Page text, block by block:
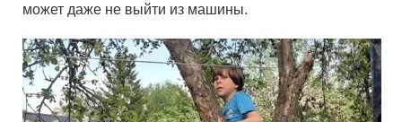
может даже не выйти из машины.